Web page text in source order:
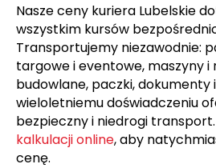
Nasze ceny kuriera Lubelskie
wszystkim kursów
Transportujemy niezawodnie:
targowe i eventowe, maszyny i
budowlane, paczki, dokumenty
wieloletniemu doświadczeniu
bezpieczny i niedrogi
kalkulacji online, aby
cenę.